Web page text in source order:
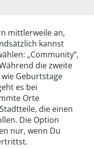
mittlerweile an,
kannst
„Community“,
die zweite
Geburtstage
es bei
Orte
die einen
Die Option
nur, wenn Du